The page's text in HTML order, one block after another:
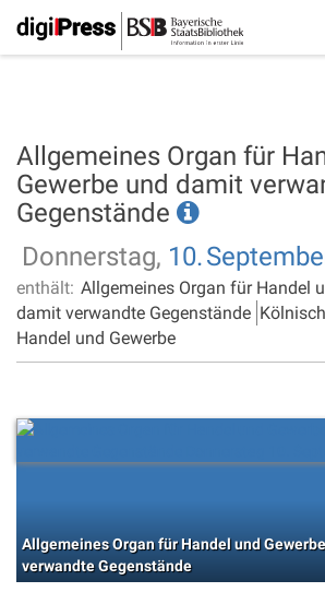
Allgemeines Organ für
Gewerbe und damit
Gegenstände
Donnerstag, 10.
enthält: Allgemeines Organ für Handel
damit verwandte Gegenstände
Handel und Gewerbe
Allgemeines Organ für Handel und
verwandte Gegenstände